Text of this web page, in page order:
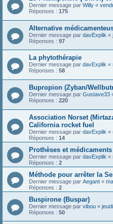
Dernier message par Willy «
Réponses : 175
Alternative
Dernier message par davExplik «
Réponses : 97
La phytothérapie
Dernier message par davExplik «
Réponses : 58
Bupropion (Zyban/
Dernier message par Gustave33
Réponses : 220
Association Norset
California rocket fuel
Dernier message par davExplik «
Réponses : 14
Prothèses et médicaments
Dernier message par davExplik «
Réponses : 2
Méthode pour arrêter la
Dernier message par Aegant «
Réponses : 2
Buspirone (Buspar)
Dernier message par vibou «
Réponses : 50